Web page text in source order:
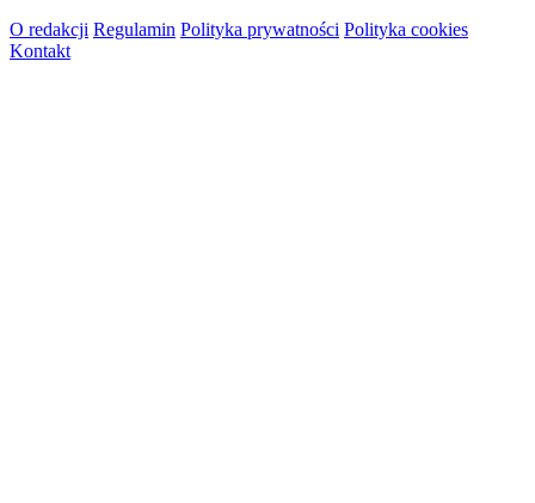
O redakcji Regulamin Polityka prywatności Polityka cookies
Kontakt